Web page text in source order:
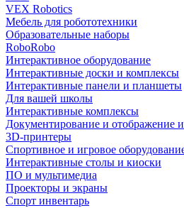
VEX Robotics
Мебель для робототехники
Образовательные наборы
RoboRobo
Интерактивное оборудование
Интерактивные доски и комплексы
Интерактивные панели и планшеты
Для вашей школы
Интерактивные комплексы
Документирование и отображение
3D-принтеры
Спортивное и игровое
Интерактивные столы и киоски
ПО и мультимедиа
Проекторы и экраны
Спорт инвентарь